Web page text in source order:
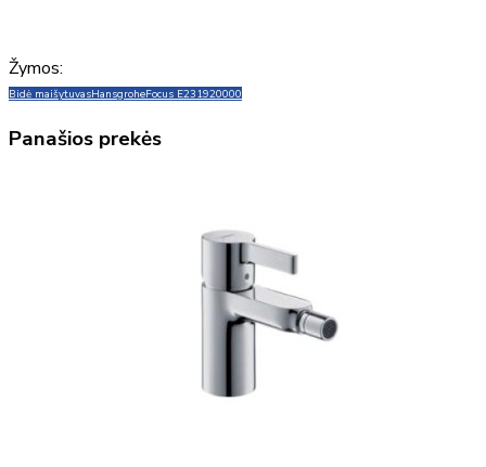
Žymos:
Bidė maišytuvasHansgroheFocus E231920000
Panašios prekės